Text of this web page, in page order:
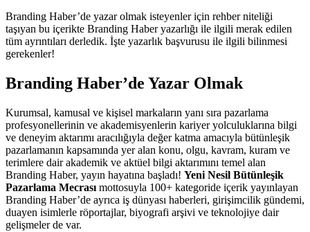
Branding Haber’de yazar olmak isteyenler için rehber niteliği
taşıyan bu içerikte Branding Haber yazarlığı ile ilgili merak edilen
tüm ayrıntıları derledik. İşte yazarlık başvurusu ile ilgili bilinmesi
gerekenler!
Branding Haber’de Yazar Olmak
Kurumsal, kamusal ve kişisel markaların yanı sıra pazarlama
profesyonellerinin ve akademisyenlerin kariyer yolculuklarına bilgi
ve deneyim aktarımı aracılığıyla değer katma amacıyla bütünleşik
pazarlamanın kapsamında yer alan konu, olgu, kavram, kuram ve
terimlere dair akademik ve aktüel bilgi aktarımını temel alan
Branding Haber, yayın hayatına başladı! Yeni Nesil Bütünleşik
Pazarlama Mecrası mottosuyla 100+ kategoride içerik yayınlayan
Branding Haber’de ayrıca iş dünyası haberleri, girişimcilik gündemi,
duayen isimlerle röportajlar, biyografi arşivi ve teknolojiye dair
gelişmeler de var.